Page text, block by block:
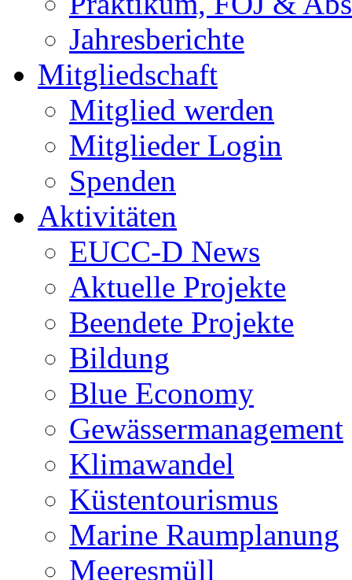
Jahresberichte
Mitgliedschaft
Mitglied werden
Mitglieder Login
Spenden
Aktivitäten
EUCC-D News
Aktuelle Projekte
Beendete Projekte
Bildung
Blue Economy
Gewässermanagement
Klimawandel
Küstentourismus
Marine Raumplanung
Meeresmüll